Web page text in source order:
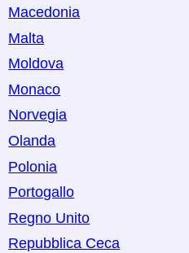
Macedonia
Malta
Moldova
Monaco
Norvegia
Olanda
Polonia
Portogallo
Regno Unito
Repubblica Ceca